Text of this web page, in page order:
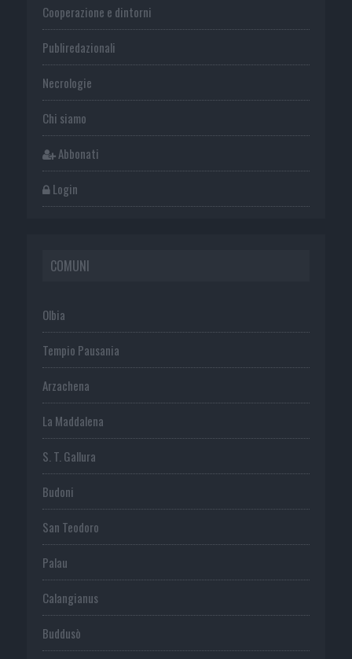
Cooperazione e dintorni
Publiredazionali
Necrologie
Chi siamo
Abbonati
Login
COMUNI
Olbia
Tempio Pausania
Arzachena
La Maddalena
S. T. Gallura
Budoni
San Teodoro
Palau
Calangianus
Buddusò